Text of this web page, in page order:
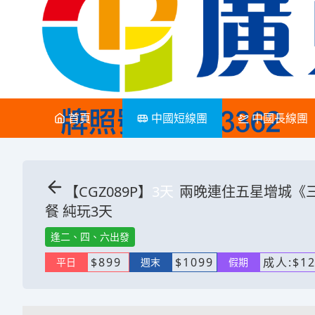
首頁 中國短線團 中國長線團
【CGZ089P】 3天 兩晚連住五星增城《
餐 純玩3天
逢二、四、六出發
平日
$899 週末 $1099 假期 成人:$